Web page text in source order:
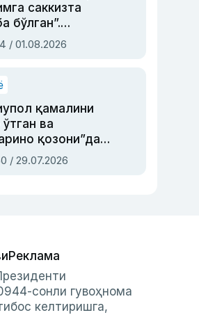
саккизта
бўлган”.
Ориповни
айбловлардан
/ 01.08.2026
қамалини
ва
қозони”дан
қаҳрамон —
армияси бош
/ 29.07.2026
Реклама
сонли гувоҳнома
келтиришга,